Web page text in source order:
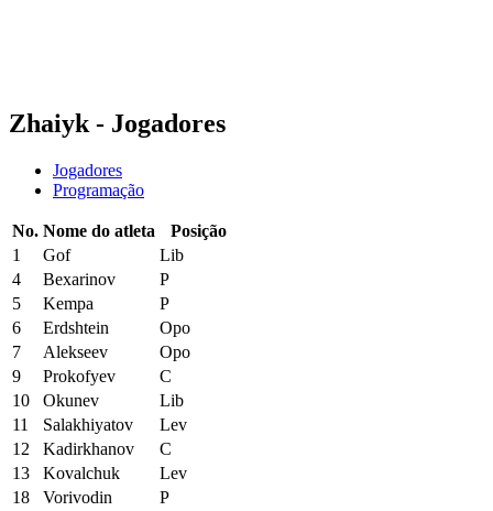
Zhaiyk - Jogadores
Jogadores
Programação
No. Nome do atleta
Posição
1
Gof
Lib
4
Bexarinov
P
5
Kempa
P
6
Erdshtein
Opo
7
Alekseev
Opo
9
Prokofyev
C
10
Okunev
Lib
11
Salakhiyatov
Lev
12
Kadirkhanov
C
13
Kovalchuk
Lev
18
Vorivodin
P